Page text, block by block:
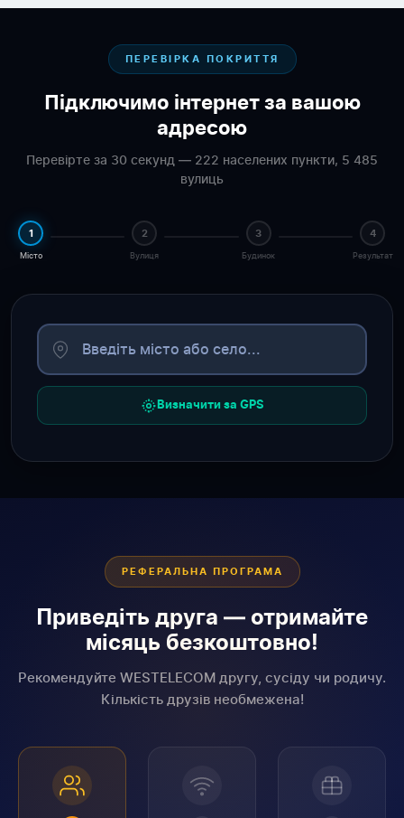
ПЕРЕВІРКА ПОКРИТТЯ
Підключимо інтернет за вашою
адресою
Перевірте за 30 секунд — 222 населених пункти, 5 485
вулиць
1
Місто
2
Вулиця
3
Будинок
4
Результат
Визначити за GPS
РЕФЕРАЛЬНА ПРОГРАМА
Приведіть друга — отримайте
місяць безкоштовно!
Рекомендуйте WESTELECOM другу, сусіду чи родичу.
Кількість друзів необмежена!